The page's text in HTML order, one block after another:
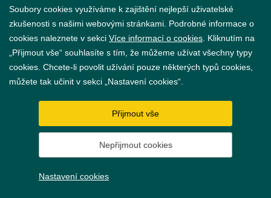
Nastavení cookies
Vytvořil webProgress
Soubory cookies využíváme k zajištění nejlepší uživatelské
zkušenosti s našimi webovými stránkami. Podrobné informace o
cookies naleznete v sekci Více informací o cookies . Kliknutím na
„Přijmout vše“ souhlasíte s tím, že můžeme užívat všechny typy
cookies. Chcete-li povolit užívání pouze některých typů cookies,
můžete tak učinit v sekci „Nastavení cookies“.
Přijmout vše
Nepřijmout cookies
Nastavení cookies